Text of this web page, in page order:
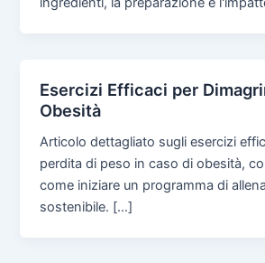
Esercizi Efficaci per
Obesità
Articolo dettagliato sugli esercizi
perdita di peso in caso di obesità,
come iniziare un programma di
sostenibile. […]